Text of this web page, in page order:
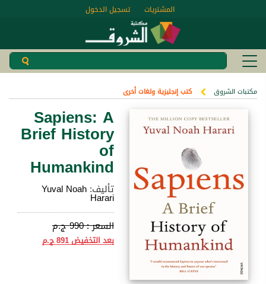
تسجيل الدخول المشتريات
مكتبات الشروق كتب إنجليزية ولغات أخرى
Sapiens: A
Brief History
of
Humankind
تأليف:Yuval Noah
Harari
السعر :990 ج.م
بعد التخفيض891 ج.م